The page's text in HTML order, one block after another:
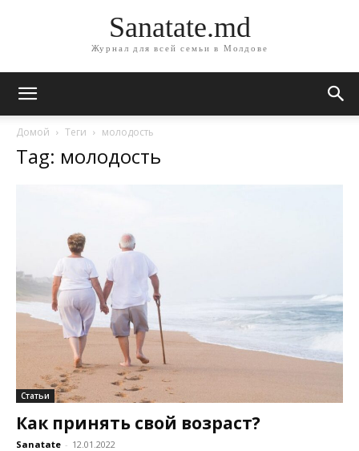
Sanatate.md
Журнал для всей семьи в Молдове
Домой Теги молодость
Tag: молодость
Статьи
Как принять свой возраст?
Sanatate - 12.01.2022